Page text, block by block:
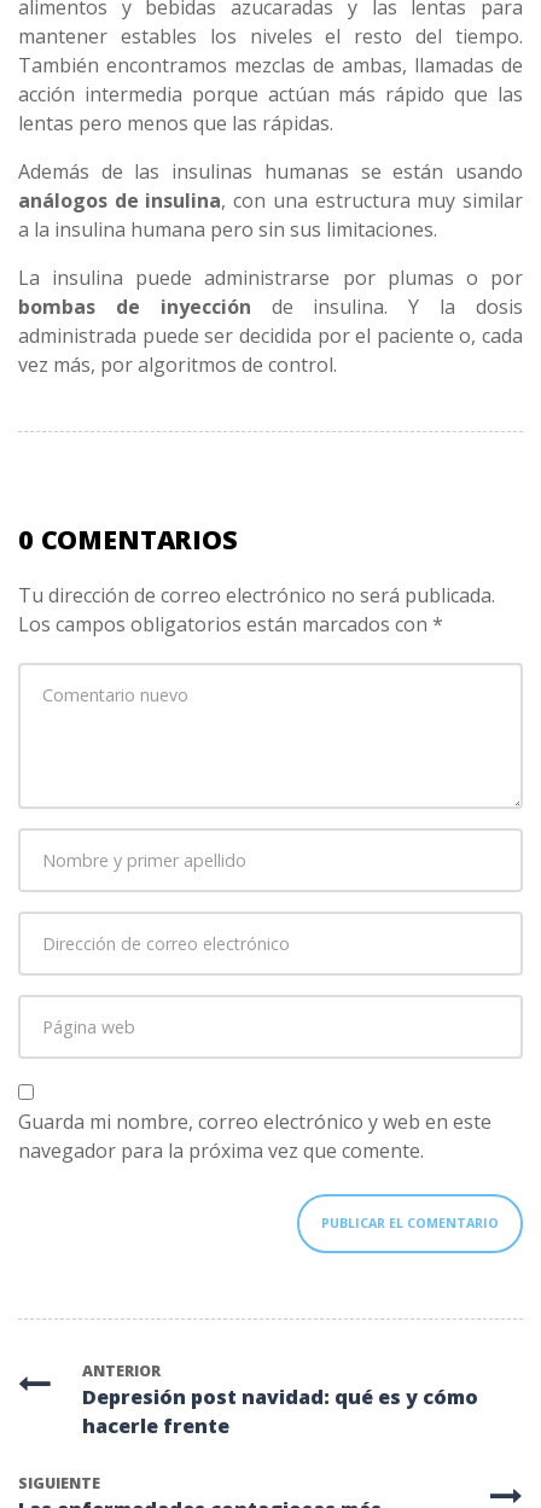
alimentos y bebidas azucaradas y las lentas para
mantener estables los niveles el resto del tiempo.
También encontramos mezclas de ambas, llamadas de
acción intermedia porque actúan más rápido que las
lentas pero menos que las rápidas.
Además de las insulinas humanas se están usando
análogos de insulina, con una estructura muy similar
a la insulina humana pero sin sus limitaciones.
La insulina puede administrarse por plumas o por
bombas de inyección de insulina. Y la dosis
administrada puede ser decidida por el paciente o, cada
vez más, por algoritmos de control.
0 COMENTARIOS
Tu dirección de correo electrónico no será publicada.
Los campos obligatorios están marcados con *
comentario*
primer
correo
web
Guarda mi nombre, correo electrónico y web en este
navegador para la próxima vez que comente.
ANTERIOR
Depresión post navidad: qué es y cómo
hacerle frente
SIGUIENTE